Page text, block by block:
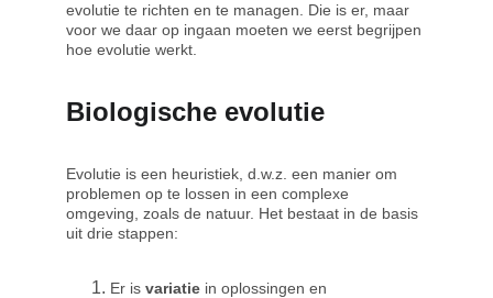
evolutie te richten en te managen. Die is er, maar
voor we daar op ingaan moeten we eerst begrijpen
hoe evolutie werkt.
Biologische evolutie
Evolutie is een heuristiek, d.w.z. een manier om
problemen op te lossen in een complexe
omgeving, zoals de natuur. Het bestaat in de basis
uit drie stappen:
Er is variatie in oplossingen en